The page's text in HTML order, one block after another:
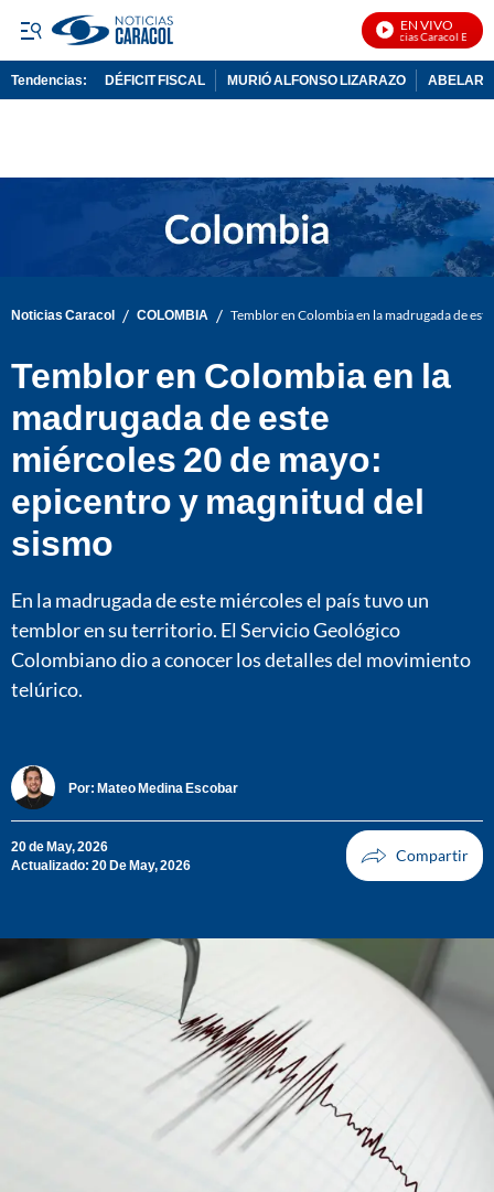
EN VIVO
Noticias Caracol En Vivo
Tendencias: DÉFICIT FISCAL MURIÓ ALFONSO LIZARAZO
Noticias Caracol / COLOMBIA / Temblor en Colombia en la madrugada de
Temblor en Colombia en la
madrugada de este
miércoles 20 de mayo:
epicentro y magnitud del
sismo
En la madrugada de este miércoles el país tuvo un
temblor en su territorio. El Servicio Geológico
Colombiano dio a conocer los detalles del movimiento
telúrico.
Por: Mateo Medina Escobar
20 de May, 2026
Actualizado: 20 De May, 2026